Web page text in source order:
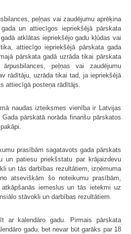
peļņas vai zaudējumu aprēķina
un attiecīgos iepriekšējā pārskata
atklātas iepriekšējo gadu kļūdas vai
attiecīgo iepriekšējā pārskata gada
pārskata gadā uzrāda tikai pārskata
peļņas vai zaudējumu
rādītāju, uzrāda tikai tad, ja iepriekšējā
attiecīgā posteņa rādītājs.
naudas izteiksmes vienība ir Latvijas
pārskatā norāda finanšu pārskatos
prasībām sagatavots gada pārskats
un patiesu priekšstatu par krājaizdevu
un tās darbības rezultātiem, izņēmuma
atsevišķām šo noteikumu prasībām,
iemeslus un tās ietekmi uz
stāvokli un darbības rezultātiem.
ar kalendāro gadu. Pirmais pārskata
gadu, bet nevar būt garāks par 18